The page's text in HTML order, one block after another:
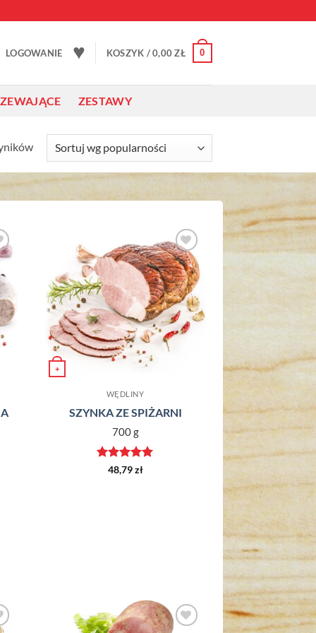
LOGOWANIE ♥ KOSZYK /0,00ZŁ 0
ZESTAWY
Posortowane
według
popularności
Dodaj do
ulubionych
+
WĘDLINY
SZYNKA ZE SPIŻARNI
700 g
Oceniono
48,79zł